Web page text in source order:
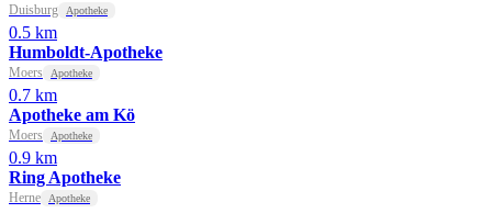
Duisburg Apotheke
0.5 km
Humboldt-Apotheke
Moers Apotheke
0.7 km
Apotheke am Kö
Moers Apotheke
0.9 km
Ring Apotheke
Herne Apotheke